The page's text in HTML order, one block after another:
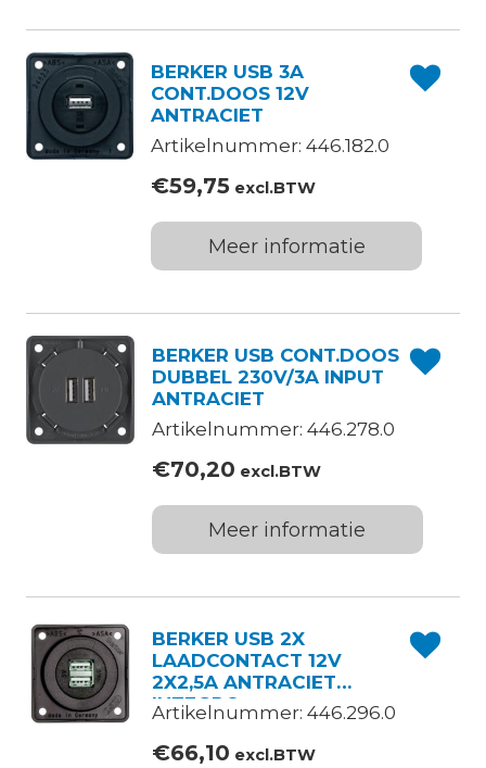
BERKER USB 3A
CONT.DOOS 12V
ANTRACIET
Artikelnummer: 446.182.0
€59,75 excl.BTW
Meer informatie
BERKER USB CONT.DOOS
DUBBEL 230V/3A INPUT
ANTRACIET
Artikelnummer: 446.278.0
€70,20 excl.BTW
Meer informatie
BERKER USB 2X
LAADCONTACT 12V
2X2,5A ANTRACIET
INTEGRO
Artikelnummer: 446.296.0
€66,10 excl.BTW